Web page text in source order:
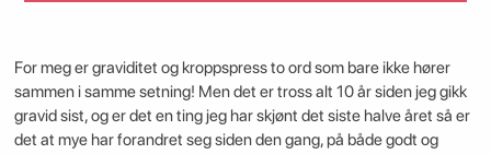
For meg er graviditet og kroppspress to ord som bare ikke hører
sammen i samme setning! Men det er tross alt 10 år siden jeg gikk
gravid sist, og er det en ting jeg har skjønt det siste halve året så er
det at mye har forandret seg siden den gang, på både godt og